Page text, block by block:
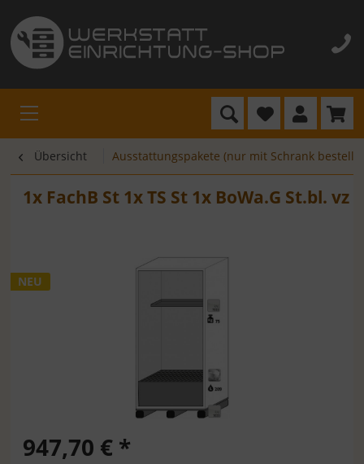
Übersicht Ausstattungspakete (nur mit Schrank
1x FachB St 1x TS St 1x BoWa.G St.bl. vz
NEU
947,70 € *